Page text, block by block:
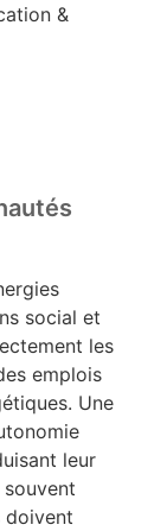
&
social et
les
emplois
Une
leur
doivent